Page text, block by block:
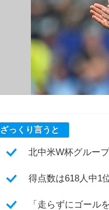
ざっくり言うと
北中米W杯グルー
得点数は618人中1
「走らずにゴール